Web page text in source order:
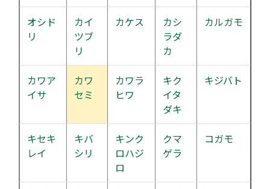
オシド
リ
カイ
ツブ
リ
カケス
カシ
ラダ
カ
カルガモ
カワア
イサ
カワ
セミ
カワラ
ヒワ
キク
イタ
ダキ
キジバト
キセキ
レイ
キバ
シリ
キンク
ロハジ
ロ
クマ
ゲラ
コガモ